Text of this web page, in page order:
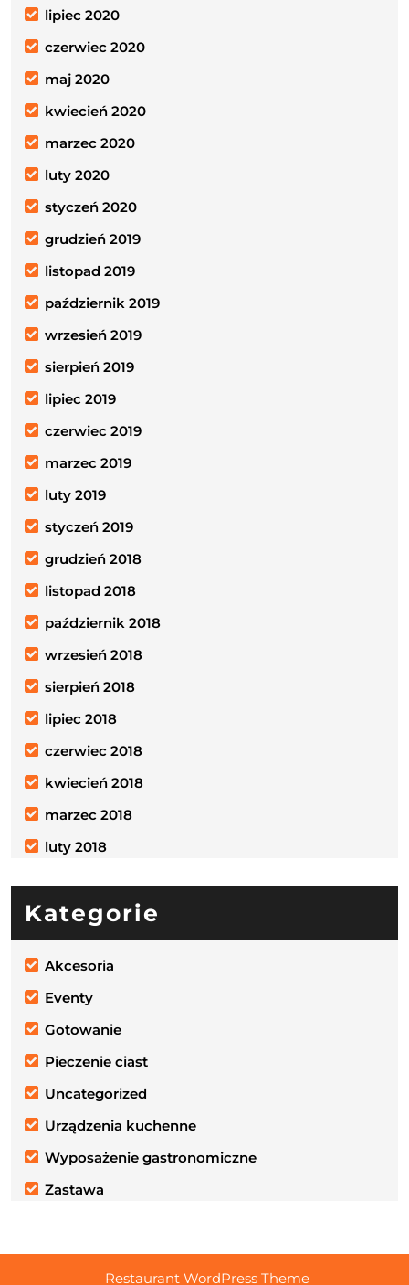
lipiec 2020
czerwiec 2020
maj 2020
kwiecień 2020
marzec 2020
luty 2020
styczeń 2020
grudzień 2019
listopad 2019
październik 2019
wrzesień 2019
sierpień 2019
lipiec 2019
czerwiec 2019
marzec 2019
luty 2019
styczeń 2019
grudzień 2018
listopad 2018
październik 2018
wrzesień 2018
sierpień 2018
lipiec 2018
czerwiec 2018
kwiecień 2018
marzec 2018
luty 2018
Kategorie
Akcesoria
Eventy
Gotowanie
Pieczenie ciast
Uncategorized
Urządzenia kuchenne
Wyposażenie gastronomiczne
Zastawa
Restaurant WordPress Theme